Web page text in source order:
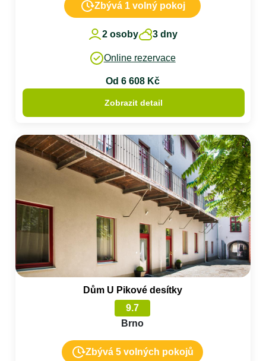
Zbývá 1 volný pokoj
2 osoby 3 dny
Online rezervace
Od 6 608 Kč
Zobrazit detail
Dům U Pikové desítky
9.7
Brno
Zbývá 5 volných pokojů